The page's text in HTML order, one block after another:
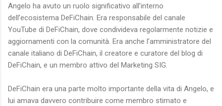
Angelo ha avuto un ruolo significativo all’interno
dell’ecosistema DeFiChain. Era responsabile del canale
YouTube di DeFiChain, dove condivideva regolarmente notizie e
aggiornamenti con la comunità. Era anche l’amministratore del
canale italiano di DeFiChain, il creatore e curatore del blog di
DeFiChain, e un membro attivo del Marketing SIG.
DeFiChain era una parte molto importante della vita di Angelo, e
lui amava davvero contribuire come membro stimato e